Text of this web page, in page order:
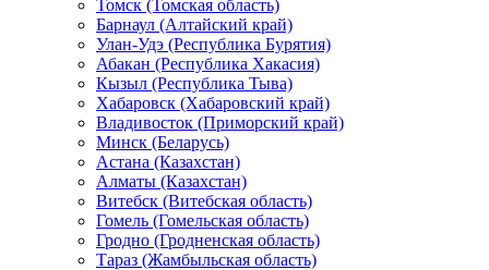
Томск (Томская область)
Барнаул (Алтайский край)
Улан-Удэ (Республика Бурятия)
Абакан (Республика Хакасия)
Кызыл (Республика Тыва)
Хабаровск (Хабаровский край)
Владивосток (Приморский край)
Минск (Беларусь)
Астана (Казахстан)
Алматы (Казахстан)
Витебск (Витебская область)
Гомель (Гомельская область)
Гродно (Гродненская область)
Тараз (Жамбыльская область)